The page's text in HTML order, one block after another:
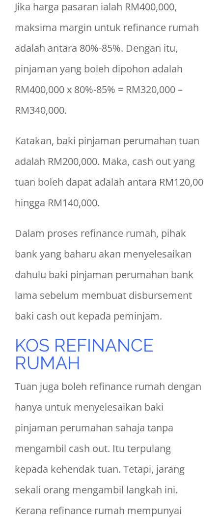
Jika harga pasaran ialah RM400,000,
maksima margin untuk refinance rumah
adalah antara 80%-85%. Dengan itu,
pinjaman yang boleh dipohon adalah
RM400,000 x 80%-85% = RM320,000 –
RM340,000.
Katakan, baki pinjaman perumahan tuan
adalah RM200,000. Maka, cash out yang
tuan boleh dapat adalah antara RM120,00
hingga RM140,000.
Dalam proses refinance rumah, pihak
bank yang baharu akan menyelesaikan
dahulu baki pinjaman perumahan bank
lama sebelum membuat disbursement
baki cash out kepada peminjam.
KOS REFINANCE
RUMAH
Tuan juga boleh refinance rumah dengan
hanya untuk menyelesaikan baki
pinjaman perumahan sahaja tanpa
mengambil cash out. Itu terpulang
kepada kehendak tuan. Tetapi, jarang
sekali orang mengambil langkah ini.
Kerana refinance rumah mempunyai